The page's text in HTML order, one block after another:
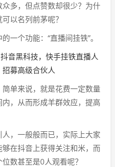
多，但点赞数却很少？为什
以名列前茅呢？
一个功能：“直播间挂铁”。
单来说，就是花费一定数量
，从而形成羊群效应，提高
，一般般而已，实际上大家
在抖音上获得关注和米，而
数甚至是0人观看呢？